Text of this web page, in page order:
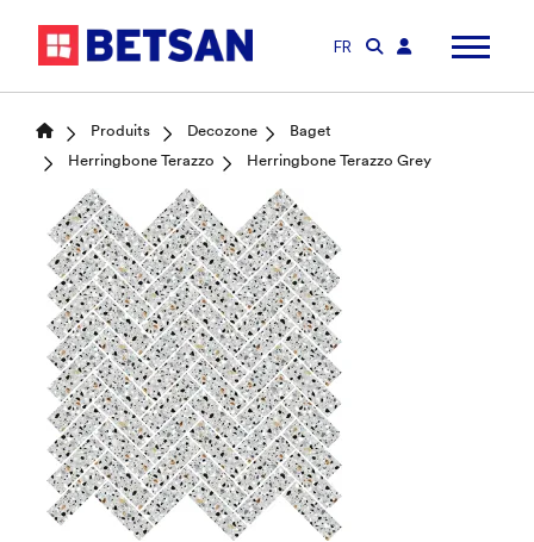
FR
Produits Decozone
Baget
Herringbone Terazzo
Herringbone Terazzo Grey